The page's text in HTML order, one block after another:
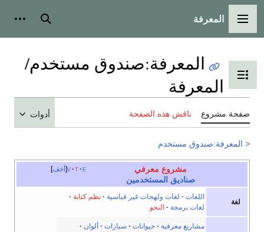
القائمة الرئيسية
المعرفة بحث
تبديل عرض جدول المحتويات
المعرفة:صندوق مستخدم/
المعرفة
صفحة مشروع ناقش هذه الصفحة أدوات
< المعرفة:صندوق مستخدم
أخف v t e
مشروع معرفي
صناديق المستخدمين
لغة
اللغات · لغات ولهجات غير قياسية · نظم كتابة ·
لغات برمجة · النحو
مشاريع معرفية · حيوانات · سيارات · ألوان ·